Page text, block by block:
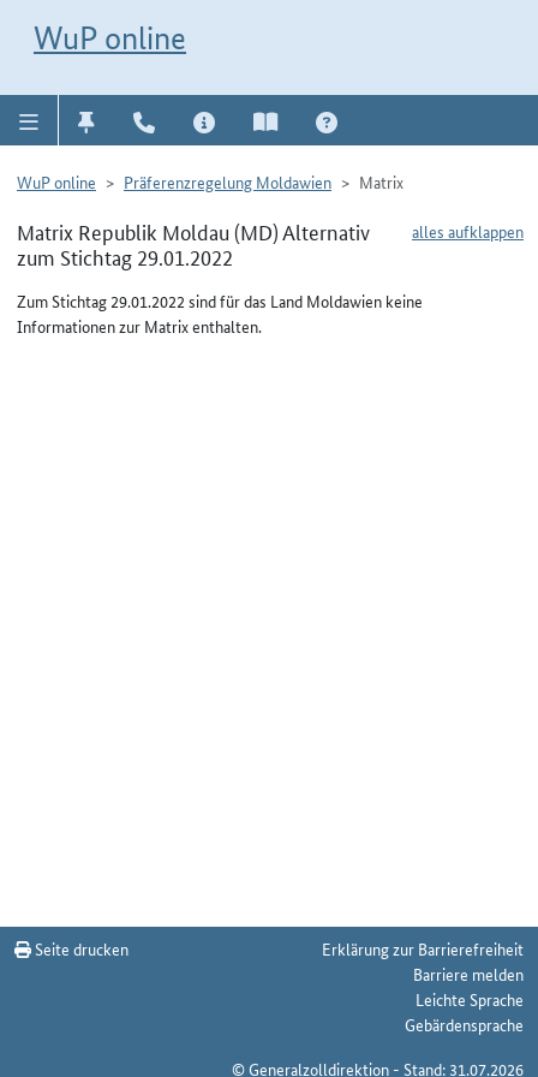
WuP online
WuP online Präferenzregelung Moldawien Matrix
alles aufklappen
Matrix Republik Moldau (MD) Alternativ
zum Stichtag 29.01.2022
Zum Stichtag 29.01.2022 sind für das Land Moldawien keine
Informationen zur Matrix enthalten.
Seite drucken
Erklärung zur Barrierefreiheit
Barriere melden
Leichte Sprache
Gebärdensprache
© Generalzolldirektion - Stand: 31.07.2026